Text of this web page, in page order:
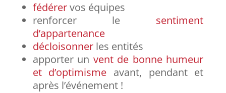
fédérervos équipes
renforcer le sentiment
d’appartenance
décloisonnerles entités
apporter un vent de bonne humeur
et d’optimisme avant, pendant et
après l’événement !